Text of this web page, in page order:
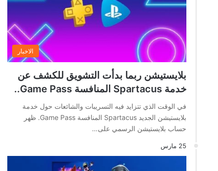
الاخبار
بلايستيشن ربما بدأت التشويق للكشف عن
خدمة Spartacus المنافسة Game Pass..
في الوقت الذي تتزايد فيه التسريبات والشائعات حول خدمة
بلايستيشن الجديد Spartacus المنافسة Game Pass. ظهر
حساب بلايستيشن الرسمي على…
25 مارس